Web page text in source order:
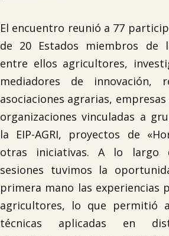
El encuentro reunió a 77
de 20 Estados miembros de
entre ellos agricultores,
mediadores de innovación,
asociaciones agrarias,
organizaciones vinculadas a
la EIP-AGRI, proyectos de
otras iniciativas. A lo largo
sesiones tuvimos la
primera mano las experiencias
agricultores, lo que permitió
técnicas aplicadas en